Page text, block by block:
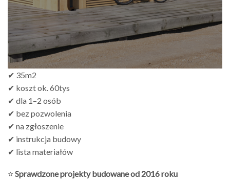
✔ 35m2
✔ koszt ok. 60tys
✔ dla 1–2 osób
✔ bez pozwolenia
✔ na zgłoszenie
✔ instrukcja budowy
✔ lista materiałów
⭐ Sprawdzone projekty budowane od 2016 roku